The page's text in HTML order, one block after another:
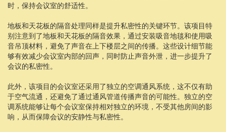
时，保持会议室的舒适性。
地板和天花板的隔音处理同样是提升私密性的关键环节。该项目特
别注意到了地板和天花板的隔音效果，通过安装吸音地毯和使用吸
音吊顶材料，避免了声音在上下楼层之间的传播。这些设计细节能
够有效减少会议室内部的回声，同时防止声音外泄，进一步提升了
会议的私密性。
此外，该项目的会议室还采用了独立的空调通风系统，这不仅有助
于空气流通，还避免了通过通风管道传播声音的可能性。独立的空
调系统能够让每个会议室保持相对独立的环境，不受其他房间的影
响，从而保障会议的安静性与私密性。